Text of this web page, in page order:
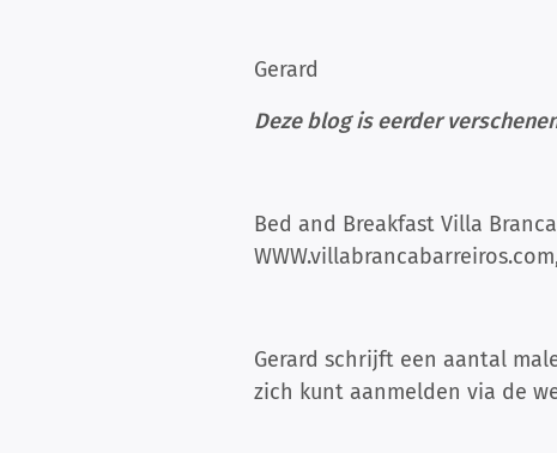
Gerard
Deze blog is eerder
Bed and Breakfast Villa
WWW.villabrancabarreiros.com
Gerard schrijft een aantal
zich kunt aanmelden via de